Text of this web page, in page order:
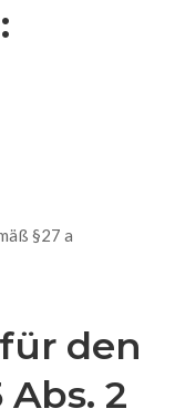
§27 a
den
2